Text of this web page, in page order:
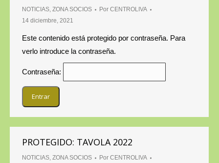
NOTICIAS, ZONA SOCIOS Por CENTROLIVA
14 diciembre, 2021
Este contenido está protegido por contraseña. Para
verlo introduce la contraseña.
Contraseña:
PROTEGIDO: TAVOLA 2022
NOTICIAS, ZONA SOCIOS Por CENTROLIVA